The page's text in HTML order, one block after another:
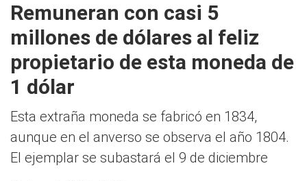
Remuneran con casi 5
millones de dólares al feliz
propietario de esta moneda de
1 dólar
Esta extraña moneda se fabricó en 1834,
aunque en el anverso se observa el año 1804.
El ejemplar se subastará el 9 de diciembre